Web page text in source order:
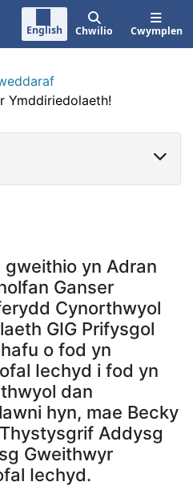
English Chwilio Cwymplen
Ymddiriedolaeth!
gweithio yn Adran
Ganser
Cynorthwyol
GIG Prifysgol
o fod yn
Iechyd i fod yn
dan
hyn, mae Becky
Addysg
Gweithwyr
Iechyd.